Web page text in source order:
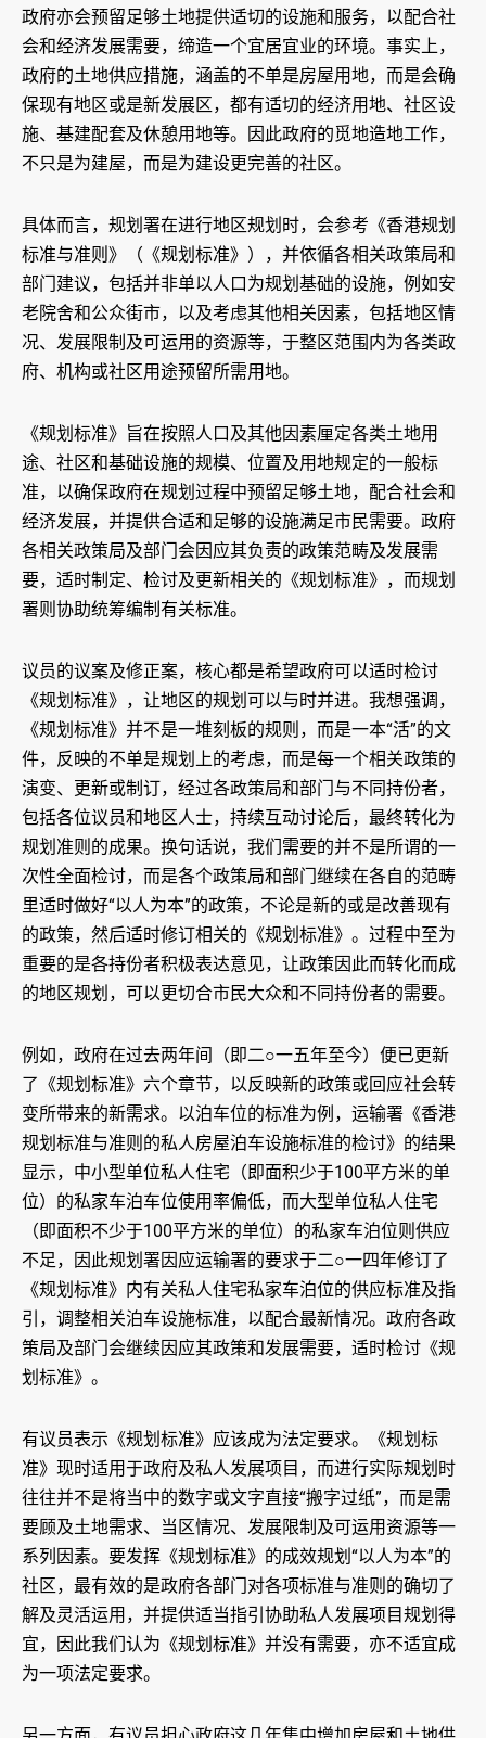
政府亦会预留足够土地提供适切的设施和服务，以配合社
会和经济发展需要，缔造一个宜居宜业的环境。事实上，
政府的土地供应措施，涵盖的不单是房屋用地，而是会确
保现有地区或是新发展区，都有适切的经济用地、社区设
施、基建配套及休憩用地等。因此政府的觅地造地工作，
不只是为建屋，而是为建设更完善的社区。
具体而言，规划署在进行地区规划时，会参考《香港规划
标准与准则》（《规划标准》），并依循各相关政策局和
部门建议，包括并非单以人口为规划基础的设施，例如安
老院舍和公众街市，以及考虑其他相关因素，包括地区情
况、发展限制及可运用的资源等，于整区范围内为各类政
府、机构或社区用途预留所需用地。
《规划标准》旨在按照人口及其他因素厘定各类土地用
途、社区和基础设施的规模、位置及用地规定的一般标
准，以确保政府在规划过程中预留足够土地，配合社会和
经济发展，并提供合适和足够的设施满足市民需要。政府
各相关政策局及部门会因应其负责的政策范畴及发展需
要，适时制定、检讨及更新相关的《规划标准》，而规划
署则协助统筹编制有关标准。
议员的议案及修正案，核心都是希望政府可以适时检讨
《规划标准》，让地区的规划可以与时并进。我想强调，
《规划标准》并不是一堆刻板的规则，而是一本“活”的文
件，反映的不单是规划上的考虑，而是每一个相关政策的
演变、更新或制订，经过各政策局和部门与不同持份者，
包括各位议员和地区人士，持续互动讨论后，最终转化为
规划准则的成果。换句话说，我们需要的并不是所谓的一
次性全面检讨，而是各个政策局和部门继续在各自的范畴
里适时做好“以人为本”的政策，不论是新的或是改善现有
的政策，然后适时修订相关的《规划标准》。过程中至为
重要的是各持份者积极表达意见，让政策因此而转化而成
的地区规划，可以更切合市民大众和不同持份者的需要。
例如，政府在过去两年间（即二○一五年至今）便已更新
了《规划标准》六个章节，以反映新的政策或回应社会转
变所带来的新需求。以泊车位的标准为例，运输署《香港
规划标准与准则的私人房屋泊车设施标准的检讨》的结果
显示，中小型单位私人住宅（即面积少于100平方米的单
位）的私家车泊车位使用率偏低，而大型单位私人住宅
（即面积不少于100平方米的单位）的私家车泊位则供应
不足，因此规划署因应运输署的要求于二○一四年修订了
《规划标准》内有关私人住宅私家车泊位的供应标准及指
引，调整相关泊车设施标准，以配合最新情况。政府各政
策局及部门会继续因应其政策和发展需要，适时检讨《规
划标准》。
有议员表示《规划标准》应该成为法定要求。《规划标
准》现时适用于政府及私人发展项目，而进行实际规划时
往往并不是将当中的数字或文字直接“搬字过纸”，而是需
要顾及土地需求、当区情况、发展限制及可运用资源等一
系列因素。要发挥《规划标准》的成效规划“以人为本”的
社区，最有效的是政府各部门对各项标准与准则的确切了
解及灵活运用，并提供适当指引协助私人发展项目规划得
宜，因此我们认为《规划标准》并没有需要，亦不适宜成
为一项法定要求。